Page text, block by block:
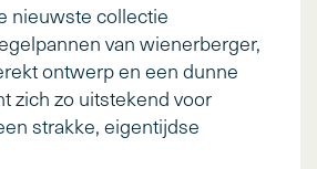
nieuwste collectie
van wienerberger,
ontwerp en een dunne
zich zo uitstekend voor
strakke, eigentijdse